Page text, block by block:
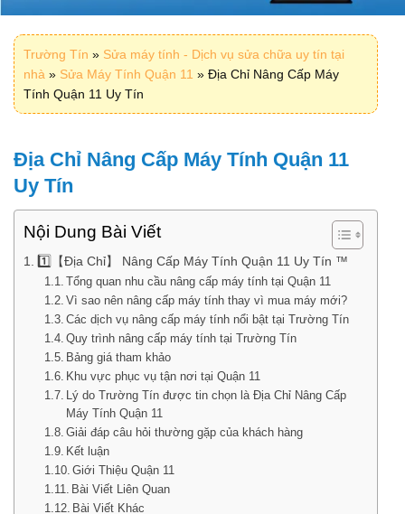
Trường Tín » Sửa máy tính - Dịch vụ sửa chữa uy tín tại
nhà » Sửa Máy Tính Quận 11 » Địa Chỉ Nâng Cấp Máy
Tính Quận 11 Uy Tín
Địa Chỉ Nâng Cấp Máy Tính Quận 11
Uy Tín
Nội Dung Bài Viết
1️⃣【Địa Chỉ】 Nâng Cấp Máy Tính Quận 11 Uy Tín ™
Tổng quan nhu cầu nâng cấp máy tính tại Quận 11
Vì sao nên nâng cấp máy tính thay vì mua máy mới?
Các dịch vụ nâng cấp máy tính nổi bật tại Trường Tín
Quy trình nâng cấp máy tính tại Trường Tín
Bảng giá tham khảo
Khu vực phục vụ tận nơi tại Quận 11
Lý do Trường Tín được tin chọn là Địa Chỉ Nâng Cấp
Máy Tính Quận 11
Giải đáp câu hỏi thường gặp của khách hàng
Kết luận
Giới Thiệu Quận 11
Bài Viết Liên Quan
Bài Viết Khác